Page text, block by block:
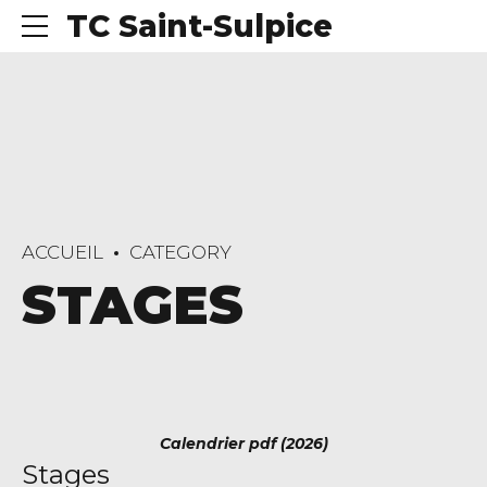
TC Saint-Sulpice
ACCUEIL CATEGORY
STAGES
Calendrier pdf (2026)
Stages